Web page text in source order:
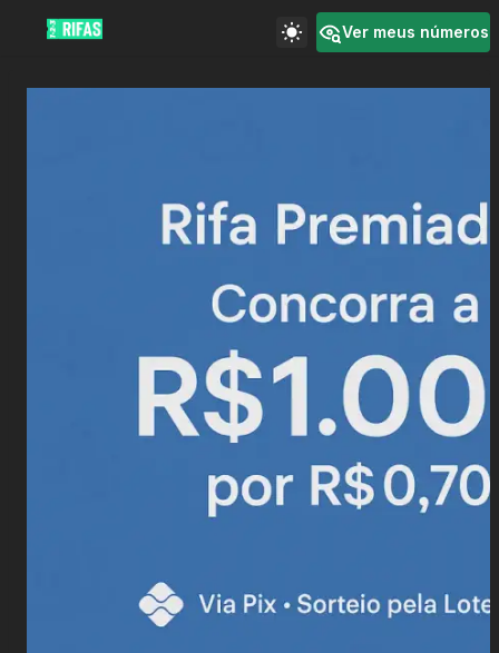
Ver meus números